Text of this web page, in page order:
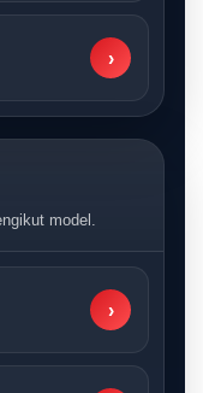
›
model.
›